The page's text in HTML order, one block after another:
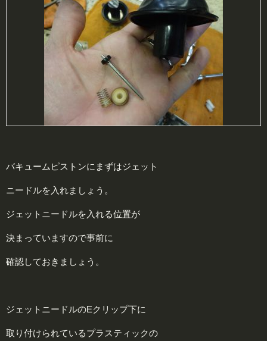
バキュームピストンにまずはジェット
ニードルを入れましょう。
ジェットニードルを入れる位置が
決まっていますので事前に
確認しておきましょう。
ジェットニードルのEクリップ下に
取り付けられているプラスティックの